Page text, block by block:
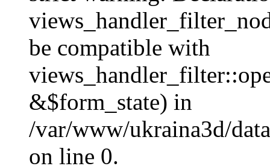
be compatible with
&$form_state) in
/var/www/ukraina3d/
on line 0.